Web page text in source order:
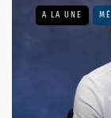
A LA UNE